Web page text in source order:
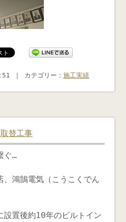
｜ カテゴリー：施工実績
替工事
ぐ…
、鴻鵠電気（こうこくでん
設置後約10年のビルトイン